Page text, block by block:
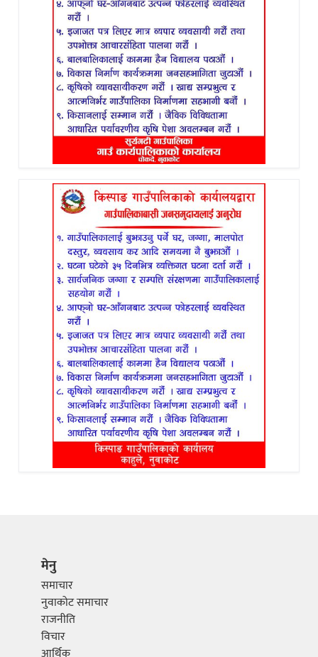
मेनु
समाचार
नुवाकोट समाचार
राजनीति
विचार